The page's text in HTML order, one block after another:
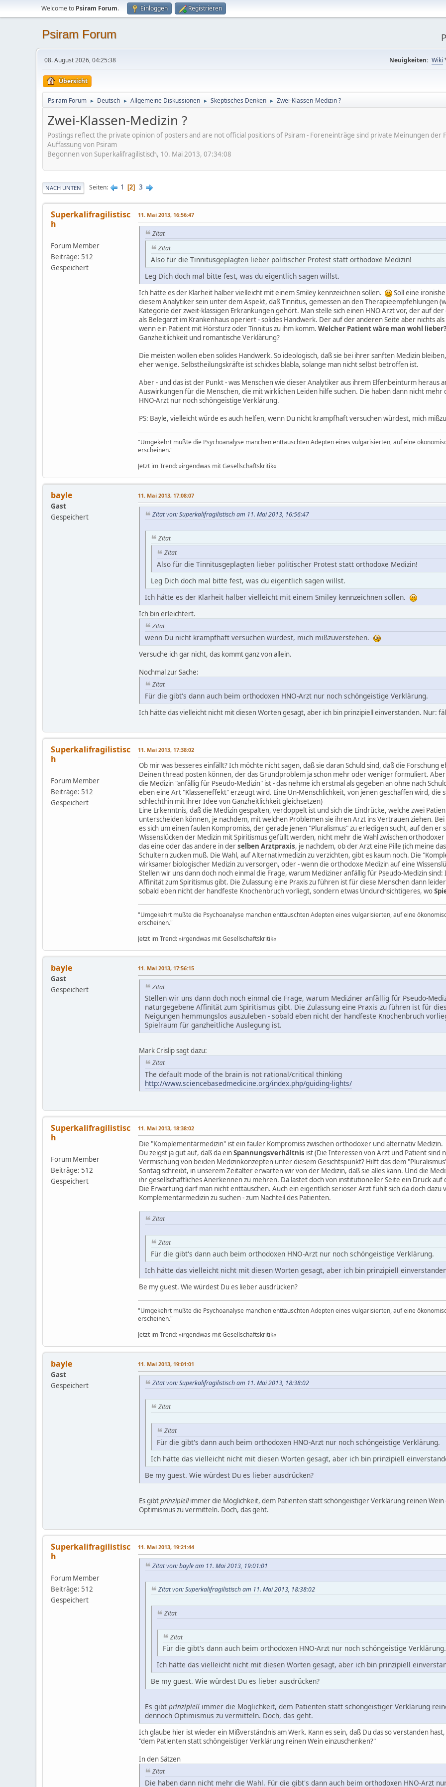
Welcome to Psiram Forum. Einloggen Registrieren
Psiram Forum
08. August 2026, 04:25:38 Neuigkeiten: Wiki
Übersicht
Psiram Forum ► Deutsch ► Allgemeine Diskussionen ► Skeptisches Denken ► Zwei-Klassen-Medizin ?
Zwei-Klassen-Medizin ?
Postings reflect the private opinion of posters and are not official positions of Psiram - Foreneinträge sind private Meinungen
Auffassung von Psiram
Begonnen von Superkalifragilistisch, 10. Mai 2013, 07:34:08
NACH UNTEN Seiten 1 2 3
Superkalifragilistisc
h
Forum Member
Beiträge: 512
Gespeichert
11. Mai 2013, 16:56:47
Zitat
Zitat
Also für die Tinnitusgeplagten lieber politischer Protest statt orthodoxe Medizin!
Leg Dich doch mal bitte fest, was du eigentlich sagen willst.
Ich hätte es der Klarheit halber vielleicht mit einem Smiley kennzeichnen sollen.
Soll eine
diesem Analytiker sein unter dem Aspekt, daß Tinnitus, gemessen an den Therapieempfehlungen
Kategorie der zweit-klassigen Erkrankungen gehört. Man stelle sich einen HNO Arzt vor, der auf
als Belegarzt im Krankenhaus operiert - solides Handwerk. Der auf der anderen Seite aber nichts
wenn ein Patient mit Hörsturz oder Tinnitus zu ihm komm. Welcher Patient wäre man wohl lieber?
Ganzheitlichkeit und romantische Verklärung?
Die meisten wollen eben solides Handwerk. So ideologisch, daß sie bei ihrer sanften Medizin
eher wenige. Selbstheilungskräfte ist schickes blabla, solange man nicht selbst betroffen ist.
Aber - und das ist der Punkt - was Menschen wie dieser Analytiker aus ihrem Elfenbeinturm
Auswirkungen für die Menschen, die mit wirklichen Leiden hilfe suchen. Die haben dann nicht mehr
HNO-Arzt nur noch schöngeistige Verklärung.
PS: Bayle, vielleicht würde es auch helfen, wenn Du nicht krampfhaft versuchen würdest, mich
"Umgekehrt mußte die Psychoanalyse manchen enttäuschten Adepten eines vulgarisierten, auf eine
erscheinen."
Jetzt im Trend: »irgendwas mit Gesellschaftskritik«
bayle
Gast
Gespeichert
11. Mai 2013, 17:08:07
Zitat von: Superkalifragilistisch am 11. Mai 2013, 16:56:47
Zitat
Zitat
Also für die Tinnitusgeplagten lieber politischer Protest statt orthodoxe Medizin!
Leg Dich doch mal bitte fest, was du eigentlich sagen willst.
Ich hätte es der Klarheit halber vielleicht mit einem Smiley kennzeichnen sollen.
Ich bin erleichtert.
Zitat
wenn Du nicht krampfhaft versuchen würdest, mich mißzuverstehen.
Versuche ich gar nicht, das kommt ganz von allein.
Nochmal zur Sache:
Zitat
Für die gibt's dann auch beim orthodoxen HNO-Arzt nur noch schöngeistige Verklärung.
Ich hätte das vielleicht nicht mit diesen Worten gesagt, aber ich bin prinzipiell einverstanden. Nur:
Superkalifragilistisc
h
Forum Member
Beiträge: 512
Gespeichert
11. Mai 2013, 17:38:02
Ob mir was besseres einfällt? Ich möchte nicht sagen, daß sie daran Schuld sind, daß die
Deinen thread posten können, der das Grundproblem ja schon mehr oder weniger formuliert.
die Medizin "anfällig für Pseudo-Medizin" ist - das nehme ich erstmal als gegeben an ohne nach
eben eine Art "Klasseneffekt" erzeugt wird. Eine Un-Menschlichkeit, von jenen geschaffen wird,
schlechthin mit ihrer Idee von Ganzheitlichkeit gleichsetzen)
Eine Erkenntnis, daß die Medizin gespalten, verdoppelt ist und sich die Eindrücke, welche zwei
unterscheiden können, je nachdem, mit welchen Problemen sie ihren Arzt ins Vertrauen ziehen.
es sich um einen faulen Kompromiss, der gerade jenen "Pluralismus" zu erledigen sucht, auf den
Wissenslücken der Medizin mit Spiritismus gefüllt werden, nicht mehr die Wahl zwischen
das eine oder das andere in derselben Arztpraxis, je nachdem, ob der Arzt eine Pille (ich meine
Schultern zucken muß. Die Wahl, auf Alternativmedizin zu verzichten, gibt es kaum noch. Die
wirksamer biologischer Medizin zu versorgen, oder - wenn die orthodoxe Medizin auf eine
Stellen wir uns dann doch noch einmal die Frage, warum Mediziner anfällig für Pseudo-Medizin
Affinität zum Spiritismus gibt. Die Zulassung eine Praxis zu führen ist für diese Menschen dann
sobald eben nicht der handfeste Knochenbruch vorliegt, sondern etwas Undurchsichtigeres, wo
"Umgekehrt mußte die Psychoanalyse manchen enttäuschten Adepten eines vulgarisierten, auf eine
erscheinen."
Jetzt im Trend: »irgendwas mit Gesellschaftskritik«
bayle
Gast
Gespeichert
11. Mai 2013, 17:56:15
Zitat
Stellen wir uns dann doch noch einmal die Frage, warum Mediziner anfällig für Pseudo-
naturgegebene Affinität zum Spiritismus gibt. Die Zulassung eine Praxis zu führen ist für
Neigungen hemmungslos auszuleben - sobald eben nicht der handfeste Knochenbruch
Spielraum für ganzheitliche Auslegung ist.
Mark Crislip sagt dazu:
Zitat
The default mode of the brain is not rational/critical thinking
http://www.sciencebasedmedicine.org/index.php/guiding-lights/
Superkalifragilistisc
h
Forum Member
Beiträge: 512
Gespeichert
11. Mai 2013, 18:38:02
Die "Komplementärmedizin" ist ein fauler Kompromiss zwischen orthodoxer und alternativ Medizin.
Du zeigst ja gut auf, daß da einSpannungsverhältnis ist (Die Interessen von Arzt und Patient sind
Vermischung von beiden Medizinkonzepten unter diesem Gesichtspunkt? Hilft das dem
Sontag schreibt, in unserem Zeitalter erwarten wir von der Medizin, daß sie alles kann. Und die
ihr gesellschaftliches Anerkennen zu mehren. Da lastet doch von institutioneller Seite ein Druck
Die Erwartung darf man nicht enttäuschen. Auch ein eigentlich seriöser Arzt fühlt sich da doch
Komplementärmedizin zu suchen - zum Nachteil des Patienten.
Zitat
Zitat
Für die gibt's dann auch beim orthodoxen HNO-Arzt nur noch schöngeistige Verklärung.
Ich hätte das vielleicht nicht mit diesen Worten gesagt, aber ich bin prinzipiell
Be my guest. Wie würdest Du es lieber ausdrücken?
"Umgekehrt mußte die Psychoanalyse manchen enttäuschten Adepten eines vulgarisierten, auf eine
erscheinen."
Jetzt im Trend: »irgendwas mit Gesellschaftskritik«
bayle
Gast
Gespeichert
11. Mai 2013, 19:01:01
Zitat von: Superkalifragilistisch am 11. Mai 2013, 18:38:02
Zitat
Zitat
Für die gibt's dann auch beim orthodoxen HNO-Arzt nur noch schöngeistige Verklärung.
Ich hätte das vielleicht nicht mit diesen Worten gesagt, aber ich bin prinzipiell
Be my guest. Wie würdest Du es lieber ausdrücken?
Es gibtprinzipiellimmer die Möglichkeit, dem Patienten statt schöngeistiger Verklärung reinen
Optimismus zu vermitteln. Doch, das geht.
Superkalifragilistisc
h
Forum Member
Beiträge: 512
Gespeichert
11. Mai 2013, 19:21:44
Zitat von: bayle am 11. Mai 2013, 19:01:01
Zitat von: Superkalifragilistisch am 11. Mai 2013, 18:38:02
Zitat
Zitat
Für die gibt's dann auch beim orthodoxen HNO-Arzt nur noch schöngeistige Verklärung.
Ich hätte das vielleicht nicht mit diesen Worten gesagt, aber ich bin prinzipiell
Be my guest. Wie würdest Du es lieber ausdrücken?
Es gibt prinzipiell immer die Möglichkeit, dem Patienten statt schöngeistiger Verklärung
dennoch Optimismus zu vermitteln. Doch, das geht.
Ich glaube hier ist wieder ein Mißverständnis am Werk. Kann es sein, daß Du das so verstanden
"dem Patienten statt schöngeistiger Verklärung reinen Wein einzuschenken?"
In den Sätzen
Zitat
Die haben dann nicht mehr die Wahl. Für die gibt's dann auch beim orthodoxen HNO-Arzt